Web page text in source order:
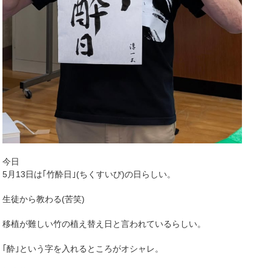
今日
5月13日は｢竹酔日｣(ちくすいび)の日らしい。
生徒から教わる(苦笑)
移植が難しい竹の植え替え日と言われているらしい。
｢酔｣という字を入れるところがオシャレ。